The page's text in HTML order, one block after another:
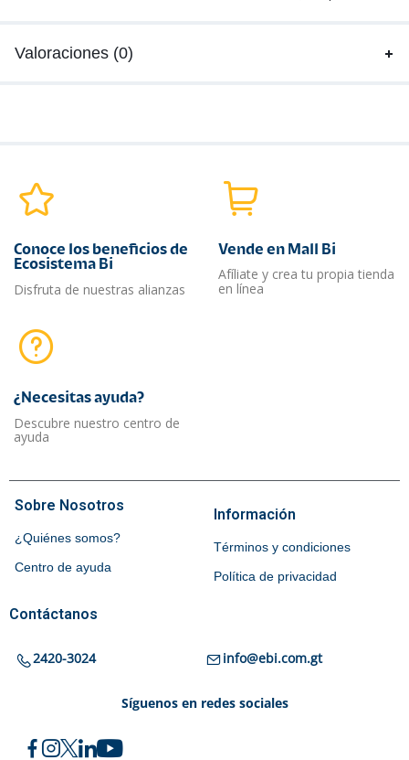
Valoraciones (0)
Conoce los beneficios de
Ecosistema Bi
Disfruta de nuestras alianzas
Vende en Mall Bi
Afíliate y crea tu propia tienda
en línea
¿Necesitas ayuda?​
Descubre nuestro centro de
ayuda
Sobre Nosotros
¿Quiénes somos?
Centro de ayuda
Información
Términos y condiciones
Política de privacidad
Contáctanos
2420-3024 info@ebi.com.gt
Síguenos en redes sociales